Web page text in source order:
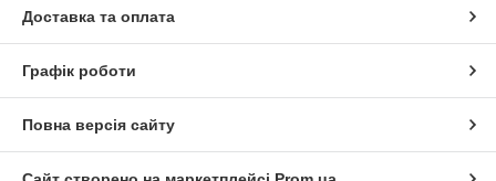
Доставка та оплата
Графік роботи
Повна версія сайту